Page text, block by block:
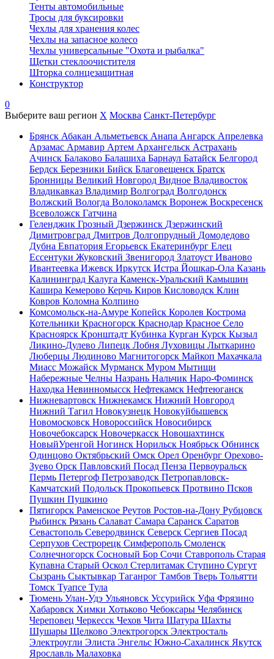
Тенты автомобильные
Тросы для буксировки
Чехлы для хранения колес
Чехлы на запасное колесо
Чехлы универсальные "Охота и рыбалка"
Щетки стеклоочистителя
Шторка солнцезащитная
Конструктор
0
Выберите ваш регион X Москва Санкт-Петербург
Брянск Абакан Альметьевск Анапа Ангарск Апрелевка
Арзамас Армавир Артем Архангельск Астрахань
Ачинск Балаково Балашиха Барнаул Батайск Белгород
Бердск Березники Бийск Благовещенск Братск
Бронницы Великий Новгород Видное Владивосток
Владикавказ Владимир Волгоград Волгодонск
Волжский Вологда Волоколамск Воронеж Воскресенск
Всеволожск Гатчина
Геленджик Грозный Дзержинск Дзержинский
Димитровград Дмитров Долгопрудный Домодедово
Дубна Евпатория Егорьевск Екатеринбург Елец
Ессентуки Жуковский Звенигород Златоуст Иваново
Ивантеевка Ижевск Иркутск Истра Йошкар-Ола Казань
Калининград Калуга Каменск-Уральский Камышин
Кашира Кемерово Керчь Киров Кисловодск Клин
Ковров Коломна Колпино
Комсомольск-на-Амуре Копейск Королев Кострома
Котельники Красногорск Краснодар Красное Село
Красноярск Кронштадт Кубинка Курган Курск Кызыл
Ликино-Дулево Липецк Лобня Луховицы Лыткарино
Люберцы Людиново Магнитогорск Майкоп Махачкала
Миасс Можайск Мурманск Муром Мытищи
Набережные Челны Назрань Нальчик Наро-Фоминск
Находка Невинномысск Нефтекамск Нефтеюганск
Нижневартовск Нижнекамск Нижний Новгород
Нижний Тагил Новокузнецк Новокуйбышевск
Новомосковск Новороссийск Новосибирск
Новочебоксарск Новочеркасск Новошахтинск
НовыйУренгой Ногинск Норильск Ноябрьск Обнинск
Одинцово Октябрьский Омск Орел Оренбург Орехово-
Зуево Орск Павловский Посад Пенза Первоуральск
Пермь Петергоф Петрозаводск Петропавловск-
Камчатский Подольск Прокопьевск Протвино Псков
Пушкин Пушкино
Пятигорск Раменское Реутов Ростов-на-Дону Рубцовск
Рыбинск Рязань Салават Самара Саранск Саратов
Севастополь Северодвинск Северск Сергиев Посад
Серпухов Сестрорецк Симферополь Смоленск
Солнечногорск Сосновый Бор Сочи Ставрополь Старая
Купавна Старый Оскол Стерлитамак Ступино Сургут
Сызрань Сыктывкар Таганрог Тамбов Тверь Тольятти
Томск Туапсе Тула
Тюмень Улан-Удэ Ульяновск Уссурийск Уфа Фрязино
Хабаровск Химки Хотьково Чебоксары Челябинск
Череповец Черкесск Чехов Чита Шатура Шахты
Шушары Щелково Электрогорск Электросталь
Электроугли Элиста Энгельс Южно-Сахалинск Якутск
Ярославль Малаховка